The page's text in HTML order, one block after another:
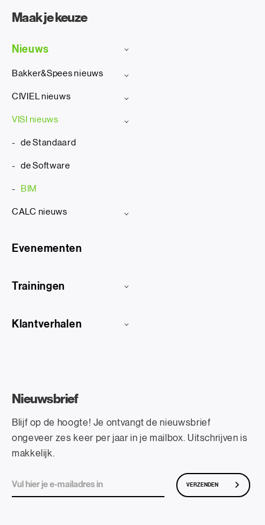
Maak je keuze
Nieuws
Bakker&Spees nieuws
CIVIEL nieuws
VISI nieuws
de Standaard
de Software
BIM
CALC nieuws
Evenementen
Trainingen
Klantverhalen
Nieuwsbrief
Blijf op de hoogte! Je ontvangt de nieuwsbrief
ongeveer zes keer per jaar in je mailbox. Uitschrijven is
makkelijk.
VERZENDEN